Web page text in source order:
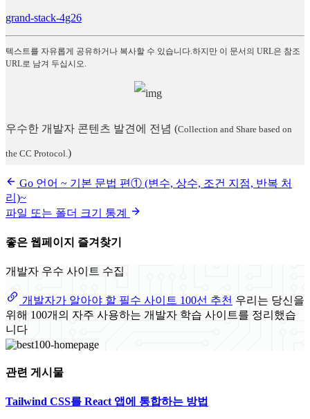
grand-stack-4g26
텍스트를 자유롭게 공유하거나 복사할 수 있습니다.하지만 이 문서의 URL은 참조
URL로 남겨 두십시오.
우수한 개발자 콘텐츠 발견에 전념 (Collection and Share based on
the CC Protocol. )
Go 언어 ~ 기본 문법 편① (변수, 상수, 조건 지점, 반복 처
리)~
파일 또는 폴더 크기 통계
좋은 웹페이지 즐겨찾기
개발자 우수 사이트 수집
개발자가 알아야 할 필수 사이트 100선 추천 우리는 당신을
위해 100개의 자주 사용하는 개발자 학습 사이트를 정리했습
니다
관련 게시물
Tailwind CSS를 React 앱에 통합하는 방법